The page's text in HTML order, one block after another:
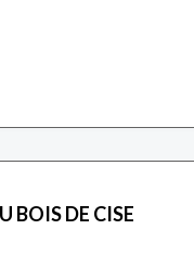
BOIS DE CISE